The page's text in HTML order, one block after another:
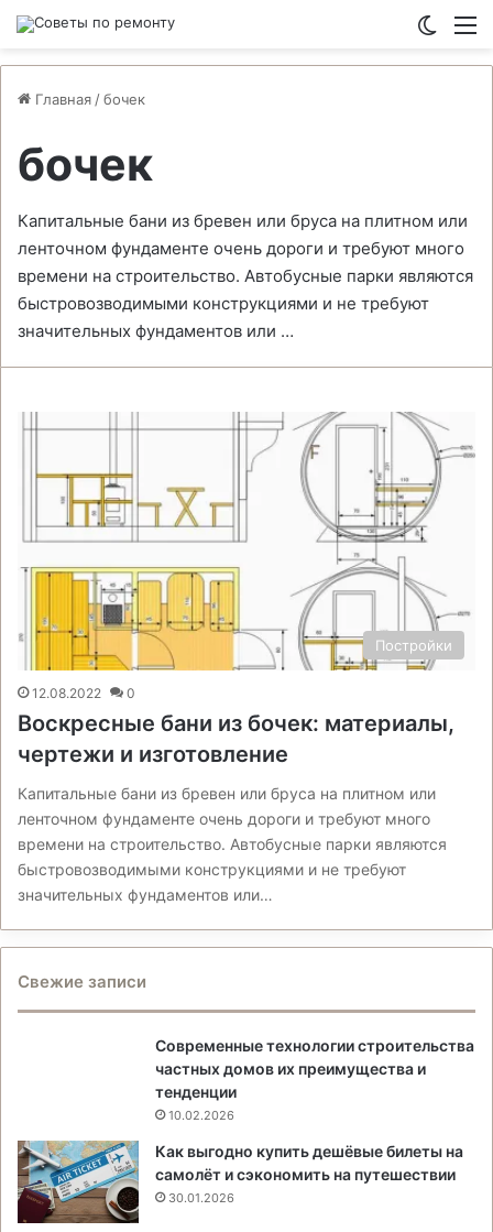
Главная /бочек
бочек
Капитальные бани из бревен или бруса на плитном или
ленточном фундаменте очень дороги и требуют много
времени на строительство. Автобусные парки являются
быстровозводимыми конструкциями и не требуют
значительных фундаментов или …
Постройки
12.08.2022 0
Воскресные бани из бочек: материалы,
чертежи и изготовление
Капитальные бани из бревен или бруса на плитном или
ленточном фундаменте очень дороги и требуют много
времени на строительство. Автобусные парки являются
быстровозводимыми конструкциями и не требуют
значительных фундаментов или…
Свежие записи
Современные технологии строительства
частных домов их преимущества и
тенденции
10.02.2026
Как выгодно купить дешёвые билеты на
самолёт и сэкономить на путешествии
30.01.2026